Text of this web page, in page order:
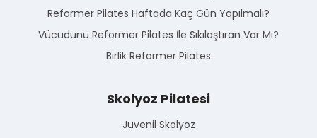
Reformer Pilates Haftada Kaç Gün Yapılmalı?
Vücudunu Reformer Pilates İle Sıkılaştıran Var Mı?
Birlik Reformer Pilates
Skolyoz Pilatesi
Juvenil Skolyoz